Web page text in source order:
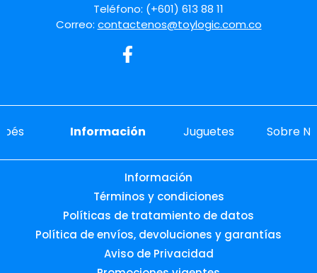
Teléfono: (+601) 613 88 11
Correo: contactenos@toylogic.com.co
Información Juguetes Sobre
Información
Términos y condiciones
Políticas de tratamiento de datos
Política de envíos, devoluciones y garantías
Aviso de Privacidad